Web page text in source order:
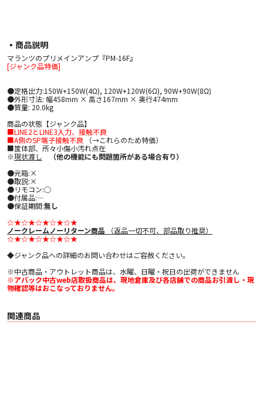
▪︎商品説明
マランツのプリメインアンプ『PM-16F』
[ジャンク品特価]
●定格出力:150W+150W(4Ω), 120W+120W(6Ω), 90W+90W(8Ω)
●外形寸法: 幅458mm × 高さ167mm × 奥行474mm
●質量: 20.0kg
商品の状態【ジャンク品】
■LINE2とLINE3入力、接触不良
■A側のSP端子接触不良 （→これらのため特価）
■筐体部、所々小傷小汚れ点在
※現状渡し
（他の機能にも問題箇所がある場合有り）
●元箱:×
●取説:×
●リモコン:○
●付属品:―
●保証期間:無し
☆★☆★☆★☆★☆★
ノークレームノーリターン商品 （返品一切不可、部品取り推奨）
☆★☆★☆★☆★☆★
◆ジャンク品への詳細のお問い合わせはご容赦ください。
※中古商品・アウトレット商品は、水曜、日曜・祝日の出荷ができません
※アバック中古web店取扱商品は、現地倉庫及び各店舗での商品お引渡し・現
物確認等はおこなっておりません。
関連商品